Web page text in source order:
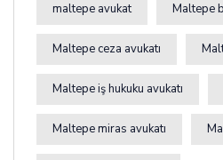
maltepe avukat Maltepe
Maltepe ceza avukatı
Maltepe iş hukuku avukatı
Maltepe miras avukatı